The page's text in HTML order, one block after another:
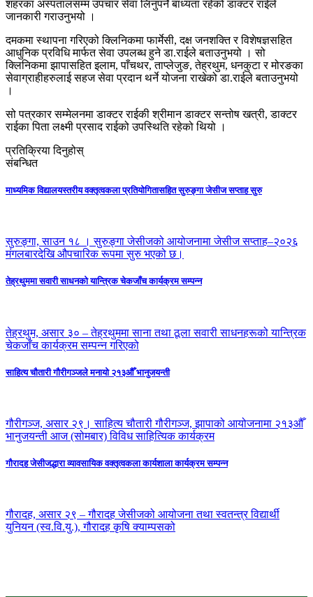
शहरका अस्पतालसम्म उपचार सेवा लिनुपर्ने बाध्यता रहेको डाक्टर राईले
जानकारी गराउनुभयो ।
दमकमा स्थापना गरिएको क्लिनिकमा फार्मेसी, दक्ष जनशक्ति र विशेषज्ञसहित
आधुनिक प्रविधि मार्फत सेवा उपलब्ध हुने डा.राईले बताउनुभयो । सो
क्लिनिकमा झापासहित इलाम, पाँचथर, ताप्लेजुङ, तेह्रथुम, धनकुटा र मोरङका
सेवाग्राहीहरुलाई सहज सेवा प्रदान थर्ने योजना राखेको डा.राईले बताउनुभयो
।
सो पत्रकार सम्मेलनमा डाक्टर राईकी श्रीमान डाक्टर सन्तोष खत्री, डाक्टर
राईका पिता लक्ष्मी प्रसाद राईको उपस्थिति रहेको थियो ।
प्रतिक्रिया दिनुहोस्
संबन्धित
माध्यमिक विद्यालयस्तरीय वक्तृत्वकला प्रतियोगितासहित सुरुङ्गा जेसीज सप्ताह सुरु
सुरुङ्गा, साउन १८ । सुरुङ्गा जेसीजको आयोजनामा जेसीज सप्ताह–२०२६
मंगलबारदेखि औपचारिक रूपमा सुरु भएको छ।
तेह्रथुममा सवारी साधनको यान्त्रिक चेकजाँच कार्यक्रम सम्पन्न
तेह्रथुम, असार ३० – तेह्रथुममा साना तथा ठूला सवारी साधनहरूको यान्त्रिक
चेकजाँच कार्यक्रम सम्पन्न गरिएको
साहित्य चौतारी गौरीगञ्जले मनायो २१३औँ भानुजयन्ती
गौरीगञ्ज, असार २९। साहित्य चौतारी गौरीगञ्ज, झापाको आयोजनामा २१३औँ
भानुजयन्ती आज (सोमबार) विविध साहित्यिक कार्यक्रम
गौरादह जेसीजद्धारा व्यावसायिक वक्तृत्वकला कार्यशाला कार्यक्रम सम्पन्न
गौरादह, असार २९ – गौरादह जेसीजको आयोजना तथा स्वतन्त्र विद्यार्थी
युनियन (स्व.वि.यु.), गौरादह कृषि क्याम्पसको